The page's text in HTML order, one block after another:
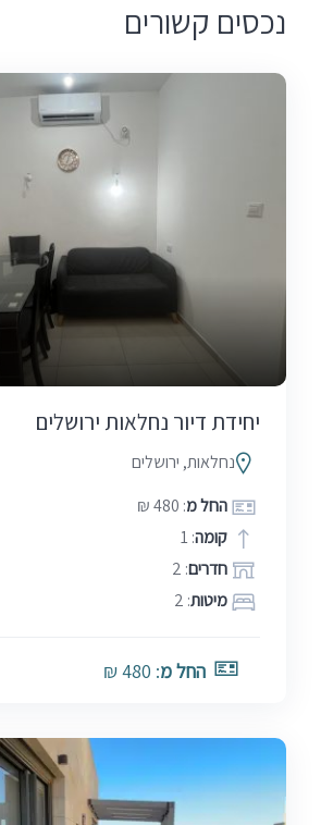
נכסים קשורים
יחידת דיור נחלאות ירושלים
נחלאות, ירושלים
החל מ: 480 ₪
קומה: 1
חדרים: 2
מיטות: 2
החל מ: 480 ₪